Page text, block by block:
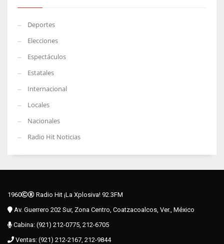
Deportes
Elecciones
Espectáculos
Estatales
Internacional
Locales
Nacionales
Radio Hit Noticias
1960
Radio Hit ¡La Xplosiva! 92.3FM
Av. Guerrero 202 Sur, Zona Centro, Coatzacoalcos, Ver., México
Cabina: (921) 212-0775, 212-6705
Ventas: (921) 212-2167, 212-9844